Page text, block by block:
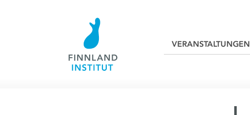
VERANSTALTUNGEN